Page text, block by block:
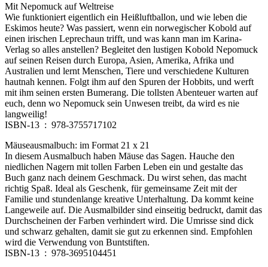
Mit Nepomuck auf Weltreise
Wie funktioniert eigentlich ein Heißluftballon, und wie leben die
Eskimos heute? Was passiert, wenn ein norwegischer Kobold auf
einen irischen Leprechaun trifft, und was kann man im Karina-
Verlag so alles anstellen? Begleitet den lustigen Kobold Nepomuck
auf seinen Reisen durch Europa, Asien, Amerika, Afrika und
Australien und lernt Menschen, Tiere und verschiedene Kulturen
hautnah kennen. Folgt ihm auf den Spuren der Hobbits, und werft
mit ihm seinen ersten Bumerang. Die tollsten Abenteuer warten auf
euch, denn wo Nepomuck sein Unwesen treibt, da wird es nie
langweilig!
ISBN-13 ‏ : ‎ 978-3755717102
Mäuseausmalbuch: im Format 21 x 21
In diesem Ausmalbuch haben Mäuse das Sagen. Hauche den
niedlichen Nagern mit tollen Farben Leben ein und gestalte das
Buch ganz nach deinem Geschmack. Du wirst sehen, das macht
richtig Spaß. Ideal als Geschenk, für gemeinsame Zeit mit der
Familie und stundenlange kreative Unterhaltung. Da kommt keine
Langeweile auf. Die Ausmalbilder sind einseitig bedruckt, damit das
Durchscheinen der Farben verhindert wird. Die Umrisse sind dick
und schwarz gehalten, damit sie gut zu erkennen sind. Empfohlen
wird die Verwendung von Buntstiften.
ISBN-13 ‏ : ‎ 978-3695104451